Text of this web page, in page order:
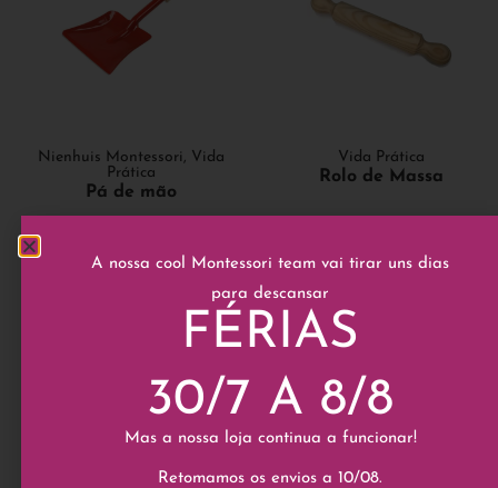
Nienhuis Montessori , Vida
Prática
Pá de mão
Add to cart
Vida Prática
Rolo de Massa
A nossa cool Montessori team vai tirar uns dias
para descansar
FÉRIAS
30/7 A 8/8
Mas a nossa loja continua a funcionar!
Retomamos os envios a 10/08.